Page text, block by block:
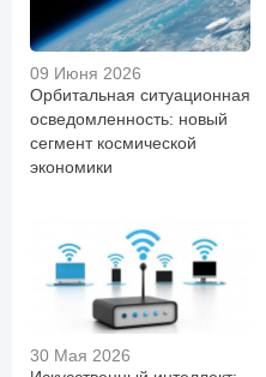
09 Июня 2026
Орбитальная ситуационная
осведомленность: новый
сегмент космической
экономики
30 Мая 2026